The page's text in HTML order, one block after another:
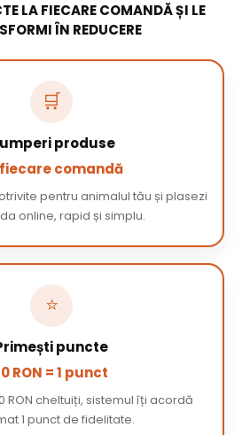
LA FIECARE COMANDĂ ȘI LE
ÎN REDUCERE
🛒
produse
comandă
pentru animalul tău și plasezi
online, rapid și simplu.
⭐
puncte
RON = 1 punct
RON cheltuiți, sistemul îți acordă
1 punct de fidelitate.